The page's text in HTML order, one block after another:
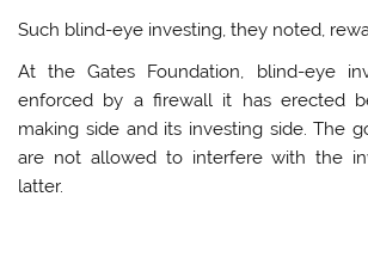
Such blind-eye investing, they noted,
At the Gates Foundation, blind-eye
enforced by a firewall it has erected
making side and its investing side. The
are not allowed to interfere with the
latter.